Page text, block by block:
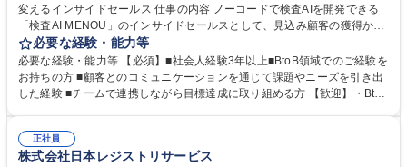
変えるインサイドセールス 仕事の内容 ノーコードで検査AIを開発できる
「検査AI MENOU」のインサイドセールスとして、見込み顧客の獲得から
商談機会の創出までを担っていただきます。マーケティングとフィールド
セールスをつなぐ役割として、 適切なタイミングで顧客とコミュニケーシ
ョンを取りながら、受注につながる商談機会の最大化を目指します。 【具
体的な仕事内容】 リードへの電話・メールによるアプローチ/リードナー
実行/フィールドセールスへの案件連携 募集職種 ★【未経験歓迎】AIで製
造業の未来を変えるインサイドセールス
必要な経験・能力等
必要な経験・能力等 【必須】■社会人経験3年以上■BtoB領域でのご経験を
お持ちの方 ■顧客とのコミュニケーションを通じて課題やニーズを引き出
した経験 ■チームで連携しながら目標達成に取り組める方 【歓迎】・BtoB
企画・実行経験 ・CRM・リードナーチャリングに関する知見 ・データを
もとに営業プロセスを改善した経験 学歴・資格 学歴：大学院 大学 高専 短
正社員
株式会社日本レジストリサービス